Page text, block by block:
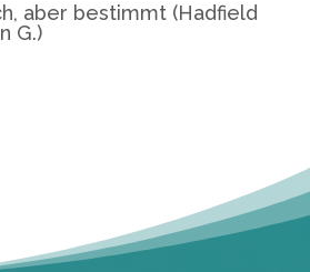
aber bestimmt (Hadfield
G.)